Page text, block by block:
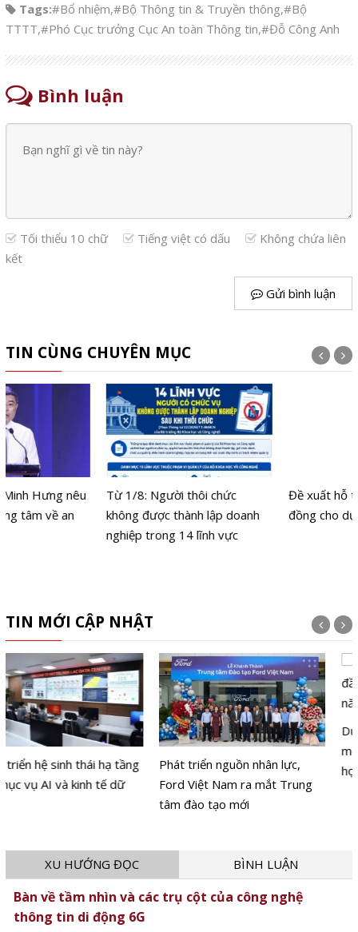
Tags:#Bổ nhiệm,#Bộ Thông tin & Truyền thông,#Bộ
TTTT,#Phó Cục trưởng Cục An toàn Thông tin,#Đỗ Công Anh
Bình luận
Tối thiểu 10 chữ Tiếng việt có dấu
Không chứa liên
kết
Gửi bình luận
TIN CÙNG CHUYÊN MỤC
Từ 1/8: Người thôi chức
không được thành lập doanh
nghiệp trong 14 lĩnh vực
Đề xuất hỗ trợ đến 200 tỷ
đồng cho dự án AI và bán dẫn
TIN MỚI CẬP NHẬT
Phát triển nguồn nhân lực,
Ford Việt Nam ra mắt Trung
Dự kiến giảm hơn 17.000 đầu
mối trường công trước năm
học mới
XU HƯỚNG ĐỌC BÌNH LUẬN
Bàn về tầm nhìn và các trụ cột của công nghệ
thông tin di động 6G